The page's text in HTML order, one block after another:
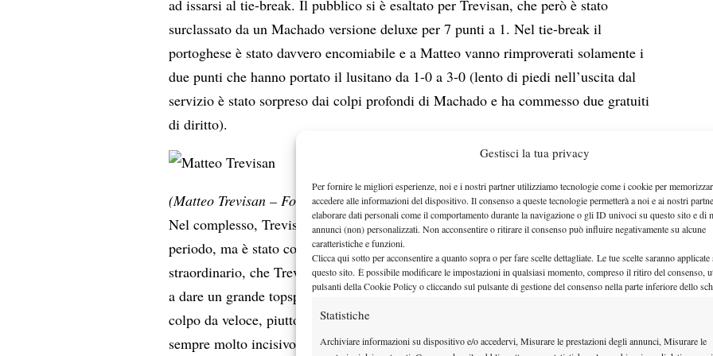
Gestisci la tua privacy
Per fornire le migliori esperienze, noi e i nostri partner utilizziamo tecnologie come i cookie per
accedere alle informazioni del dispositivo. Il consenso a queste tecnologie permetterà a noi e ai nostri
elaborare dati personali come il comportamento durante la navigazione o gli ID univoci su questo sito e di
annunci (non) personalizzati. Non acconsentire o ritirare il consenso può influire negativamente su alcune
caratteristiche e funzioni.
Clicca qui sotto per acconsentire a quanto sopra o per fare scelte dettagliate. Le tue scelte saranno applicate
questo sito. È possibile modificare le impostazioni in qualsiasi momento, compreso il ritiro del consenso,
pulsanti della Cookie Policy o cliccando sul pulsante di gestione del consenso nella parte inferiore dello
Statistiche
Archiviare informazioni su dispositivo e/o accedervi, Misurare le prestazioni degli annunci, Misurare le
ad issarsi al tie-break. Il pubblico si è esaltato per Trevisan, che però è stato
surclassato da un Machado versione deluxe per 7 punti a 1. Nel tie-break il
portoghese è stato davvero encomiabile e a Matteo vanno rimproverati solamente i
due punti che hanno portato il lusitano da 1-0 a 3-0 (lento di piedi nell’uscita dal
servizio è stato sorpreso dai colpi profondi di Machado e ha commesso due gratuiti
di diritto).
(Matteo Trevisan – Foto Nizegorodcew)
Nel complesso, Trevisan ha dimostrato quanto di buono fatto vedere nell’ultimo
periodo, ma è stato completamente abbandonato dal servizio. Il diritto è un colpo
straordinario, che Trevisan sa giocare sia piatto e potentissimo, sia in top, riuscendo
a dare un grande topspin alla palla (dovrebbe forse farlo più spesso). Il rovescio è un
colpo da veloce, piuttosto piatto, anticipato e con poche rotazioni. Sulla terra non è
sempre molto incisivo, poiché è un colpo potente ma non potentissimo; tende quindi